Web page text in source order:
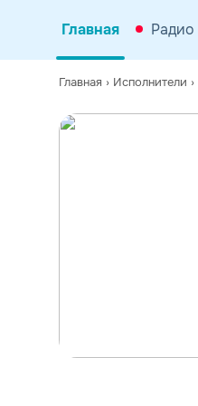
Главная Радио
Главная › Исполнители ›